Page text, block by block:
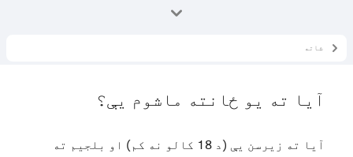
آیا ته یو ځانته ماشوم یې؟
شاته
آیا ته یو ځانته ماشوم یې؟
آیا ته زیرسن یې (د 18 کالو نه کم) او بلجیم ته